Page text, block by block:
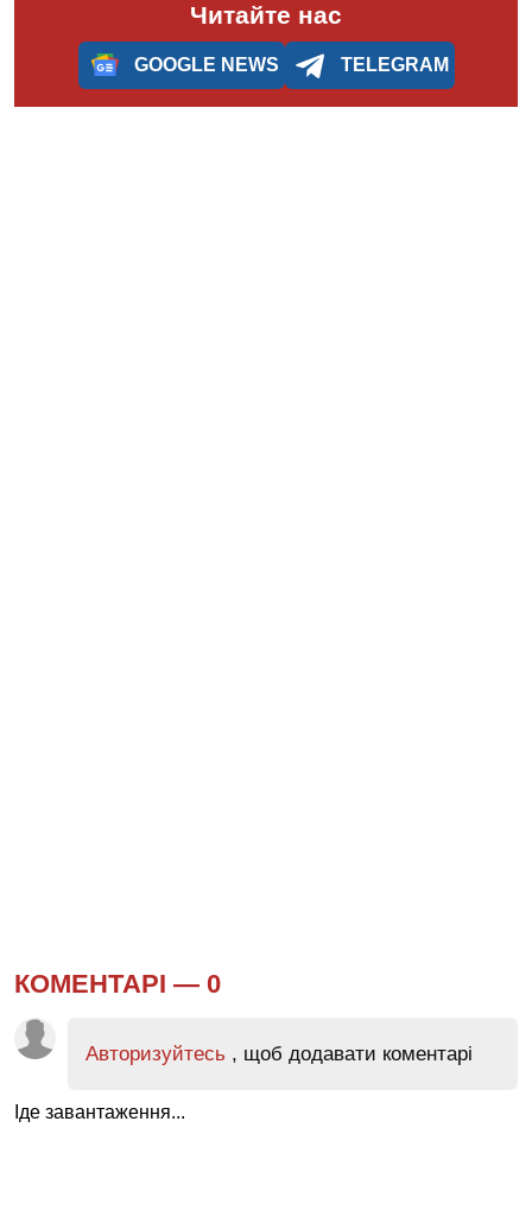
Читайте нас
GOOGLE NEWS TELEGRAM
КОМЕНТАРІ — 0
Авторизуйтесь , щоб додавати коментарі
Іде завантаження...